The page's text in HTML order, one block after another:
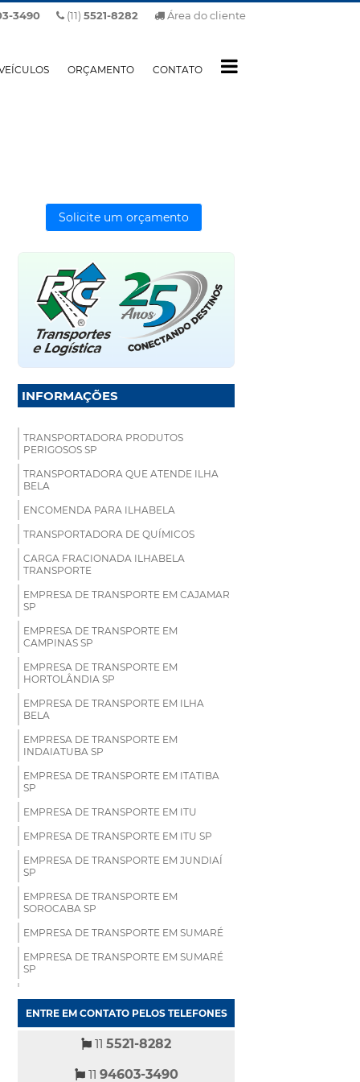
Área do cliente
(11) 5521-8282
3490
ORÇAMENTO CONTATO
Solicite um orçamento
INFORMAÇÕES
TRANSPORTADORA PRODUTOS
PERIGOSOS SP
TRANSPORTADORA QUE ATENDE ILHA
BELA
ENCOMENDA PARA ILHABELA
TRANSPORTADORA DE QUÍMICOS
CARGA FRACIONADA ILHABELA
TRANSPORTE
EMPRESA DE TRANSPORTE EM CAJAMAR
SP
EMPRESA DE TRANSPORTE EM
CAMPINAS SP
EMPRESA DE TRANSPORTE EM
HORTOLÂNDIA SP
EMPRESA DE TRANSPORTE EM ILHA
BELA
EMPRESA DE TRANSPORTE EM
INDAIATUBA SP
EMPRESA DE TRANSPORTE EM ITATIBA
SP
EMPRESA DE TRANSPORTE EM ITU
EMPRESA DE TRANSPORTE EM ITU SP
EMPRESA DE TRANSPORTE EM JUNDIAÍ
SP
EMPRESA DE TRANSPORTE EM
SOROCABA SP
EMPRESA DE TRANSPORTE EM SUMARÉ
EMPRESA DE TRANSPORTE EM SUMARÉ
SP
EMPRESAS DE TRANSPORTE DE
MEDICAMENTOS EM CAJAMAR
EMPRESAS DE TRANSPORTE DE
MEDICAMENTOS EM CAMPINAS
ENTRE EM CONTATO PELOS TELEFONES
11 5521-8282
11 94603-3490